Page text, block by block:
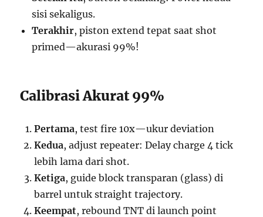
sisi sekaligus.
Terakhir, piston extend tepat saat shot
primed—akurasi 99%!
Calibrasi Akurat 99%
Pertama, test fire 10x—ukur deviation
Kedua, adjust repeater: Delay charge 4 tick
lebih lama dari shot.
Ketiga, guide block transparan (glass) di
barrel untuk straight trajectory.
Keempat, rebound TNT di launch point